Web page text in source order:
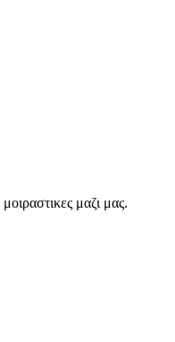
μαζι μας.